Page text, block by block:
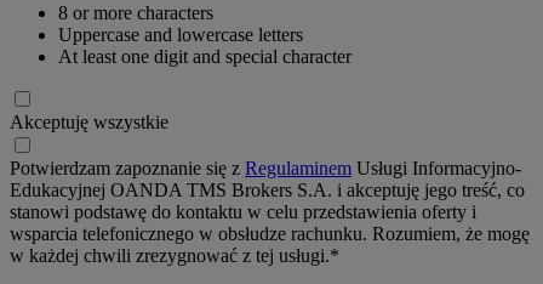
8 or more characters
Uppercase and lowercase letters
At least one digit and special character
Akceptuję wszystkie
Potwierdzam zapoznanie się z Regulaminem Usługi Informacyjno-
Edukacyjnej OANDA TMS Brokers S.A. i akceptuję jego treść, co
stanowi podstawę do kontaktu w celu przedstawienia oferty i
wsparcia telefonicznego w obsłudze rachunku. Rozumiem, że mogę
w każdej chwili zrezygnować z tej usługi.*